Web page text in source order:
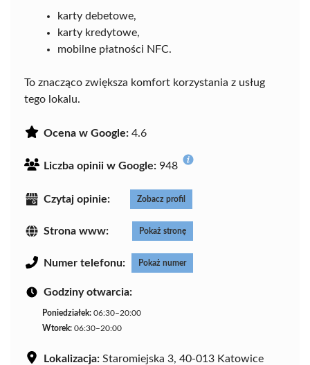
karty debetowe,
karty kredytowe,
mobilne płatności NFC.
To znacząco zwiększa komfort korzystania z usług
tego lokalu.
Ocena w Google: 4.6
Liczba opinii w Google: 948
Czytaj opinie: Zobacz profil
Strona www: Pokaż stronę
Numer telefonu: Pokaż numer
Godziny otwarcia:
Poniedziałek: 06:30–20:00
Wtorek: 06:30–20:00
Lokalizacja: Staromiejska 3, 40-013 Katowice